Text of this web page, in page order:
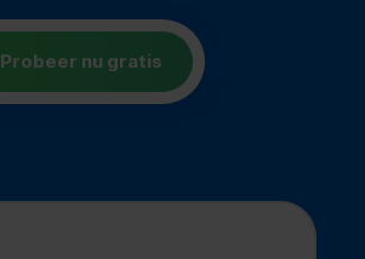
Probeer nu gratis